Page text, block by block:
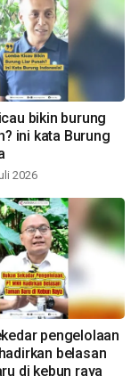
bikin burung
ini kata Burung
2026
pengelolaan
belasan
di kebun raya